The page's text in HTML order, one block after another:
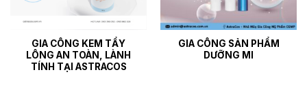
GIA CÔNG KEM TẨY
LÔNG AN TOÀN, LÀNH
TÍNH TẠI ASTRACOS
GIA CÔNG SẢN PHẨM
DƯỠNG MI